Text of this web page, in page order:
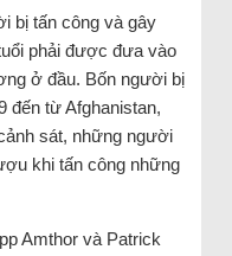
bị tấn công và gây
phải được đưa vào
ở đầu. Bốn người bị
đến từ Afghanistan,
sát, những người
khi tấn công những
Amthor và Patrick